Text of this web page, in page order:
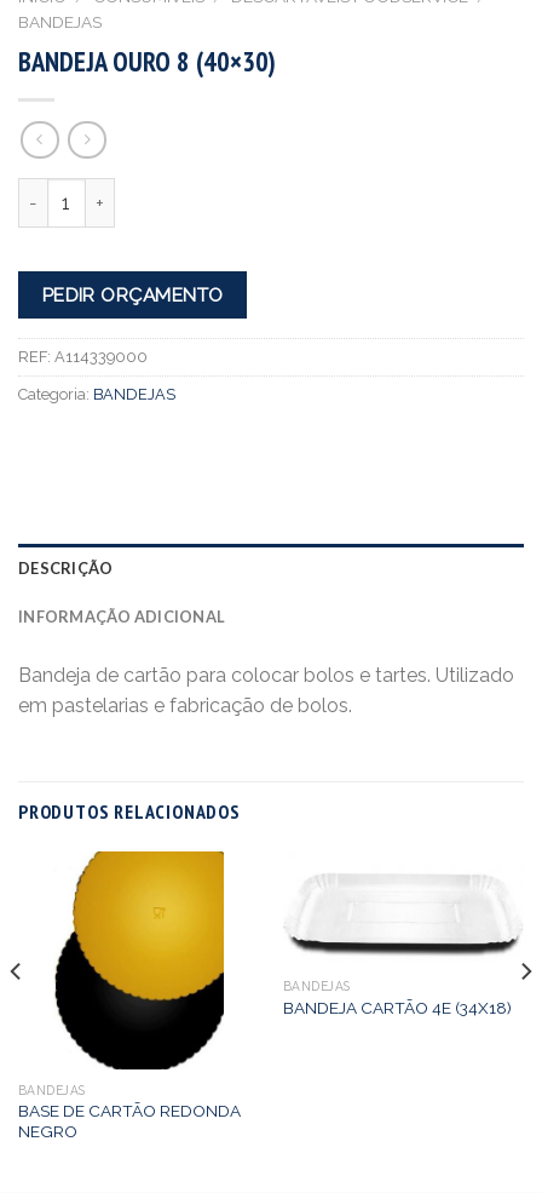
BANDEJAS
BANDEJA OURO 8 (40×30)
PEDIR ORÇAMENTO
REF: A114339000
Categoria: BANDEJAS
DESCRIÇÃO
INFORMAÇÃO ADICIONAL
Bandeja de cartão para colocar bolos e tartes. Utilizado
em pastelarias e fabricação de bolos.
PRODUTOS RELACIONADOS
BANDEJAS
BASE DE CARTÃO REDONDA
NEGRO
BANDEJAS
BANDEJA CARTÃO 4E (34X18)